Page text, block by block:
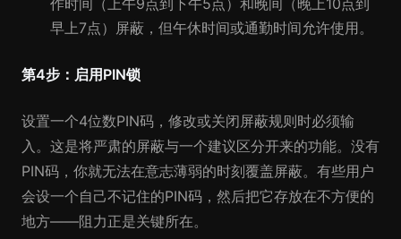
作时间（上午9点到下午5点）和晚间（晚上10点到
早上7点）屏蔽，但午休时间或通勤时间允许使用。
第4步：启用PIN锁
设置一个4位数PIN码，修改或关闭屏蔽规则时必须输
入。这是将严肃的屏蔽与一个建议区分开来的功能。没有
PIN码，你就无法在意志薄弱的时刻覆盖屏蔽。有些用户
会设一个自己不记住的PIN码，然后把它存放在不方便的
地方——阻力正是关键所在。